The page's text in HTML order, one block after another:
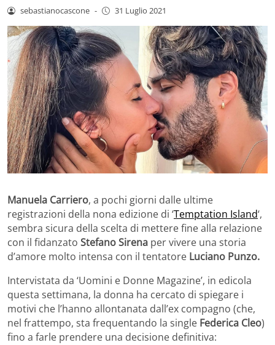
sebastianocascone - 31 Luglio 2021
Manuela Carriero, a pochi giorni dalle ultime
registrazioni della nona edizione di ‘Temptation Island‘,
sembra sicura della scelta di mettere fine alla relazione
con il fidanzato Stefano Sirena per vivere una storia
d’amore molto intensa con il tentatore Luciano Punzo.
Intervistata da ‘Uomini e Donne Magazine’, in edicola
questa settimana, la donna ha cercato di spiegare i
motivi che l’hanno allontanata dall’ex compagno (che,
nel frattempo, sta frequentando la single Federica Cleo)
fino a farle prendere una decisione definitiva: